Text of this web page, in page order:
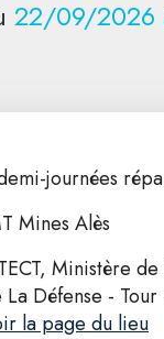
22/09/2026
journées
Mines Alès
Ministère
La Défense -
la page du lieu